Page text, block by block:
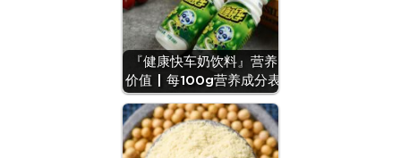
『健康快车奶饮料』营养
价值 | 每100g营养成分表